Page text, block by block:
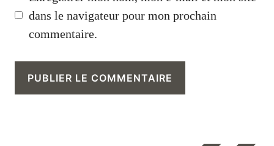
dans le navigateur pour mon prochain
commentaire.